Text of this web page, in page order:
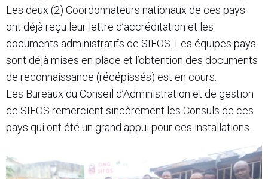
Les deux (2) Coordonnateurs nationaux de ces pays
ont déjà reçu leur lettre d’accréditation et les
documents administratifs de SIFOS. Les équipes pays
sont déjà mises en place et l’obtention des documents
de reconnaissance (récépissés) est en cours.
Les Bureaux du Conseil d’Administration et de gestion
de SIFOS remercient sincèrement les Consuls de ces
pays qui ont été un grand appui pour ces installations.